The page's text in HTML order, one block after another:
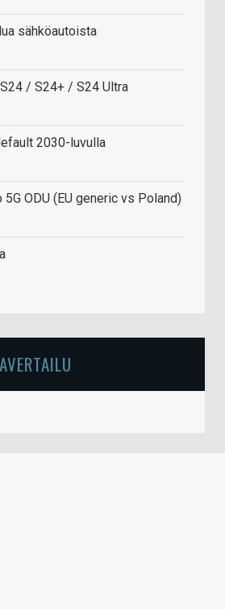
sähköautoista
/ S24+ / S24 Ultra
2030-luvulla
5G ODU (EU generic vs Poland)